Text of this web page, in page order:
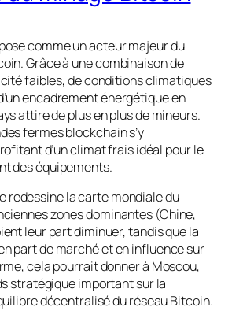
comme un acteur majeur du
Grâce à une combinaison de
faibles, de conditions climatiques
encadrement énergétique en
attire de plus en plus de mineurs.
fermes blockchain s’y
d’un climat frais idéal pour le
des équipements.
redessine la carte mondiale du
zones dominantes (Chine,
leur part diminuer, tandis que la
part de marché et en influence sur
cela pourrait donner à Moscou,
stratégique important sur la
décentralisé du réseau Bitcoin.